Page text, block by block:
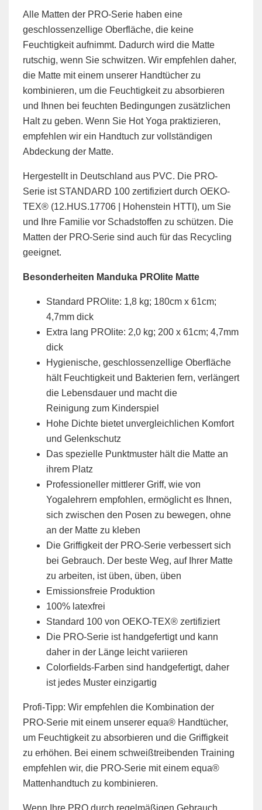
Alle Matten der PRO-Serie haben eine
geschlossenzellige Oberfläche, die keine
Feuchtigkeit aufnimmt. Dadurch wird die Matte
rutschig, wenn Sie schwitzen. Wir empfehlen daher,
die Matte mit einem unserer Handtücher zu
kombinieren, um die Feuchtigkeit zu absorbieren
und Ihnen bei feuchten Bedingungen zusätzlichen
Halt zu geben. Wenn Sie Hot Yoga praktizieren,
empfehlen wir ein Handtuch zur vollständigen
Abdeckung der Matte.
Hergestellt in Deutschland aus PVC. Die PRO-
Serie ist STANDARD 100 zertifiziert durch OEKO-
TEX®️ (12.HUS.17706 | Hohenstein HTTI), um Sie
und Ihre Familie vor Schadstoffen zu schützen. Die
Matten der PRO-Serie sind auch für das Recycling
geeignet.
Besonderheiten Manduka PROlite Matte
Standard PROlite: 1,8 kg; 180cm x 61cm;
4,7mm dick
Extra lang PROlite: 2,0 kg; 200 x 61cm; 4,7mm
dick
Hygienische, geschlossenzellige Oberfläche
hält Feuchtigkeit und Bakterien fern, verlängert
die Lebensdauer und macht die
Reinigung zum Kinderspiel
Hohe Dichte bietet unvergleichlichen Komfort
und Gelenkschutz
Das spezielle Punktmuster hält die Matte an
ihrem Platz
Professioneller mittlerer Griff, wie von
Yogalehrern empfohlen, ermöglicht es Ihnen,
sich zwischen den Posen zu bewegen, ohne
an der Matte zu kleben
Die Griffigkeit der PRO-Serie verbessert sich
bei Gebrauch. Der beste Weg, auf Ihrer Matte
zu arbeiten, ist üben, üben, üben
Emissionsfreie Produktion
100% latexfrei
Standard 100 von OEKO-TEX® zertifiziert
Die PRO-Serie ist handgefertigt und kann
daher in der Länge leicht variieren
Colorfields-Farben sind handgefertigt, daher
ist jedes Muster einzigartig
Profi-Tipp: Wir empfehlen die Kombination der
PRO-Serie mit einem unserer equa® Handtücher,
um Feuchtigkeit zu absorbieren und die Griffigkeit
zu erhöhen. Bei einem schweißtreibenden Training
empfehlen wir, die PRO-Serie mit einem equa®
Mattenhandtuch zu kombinieren.
Wenn Ihre PRO durch regelmäßigen Gebrauch